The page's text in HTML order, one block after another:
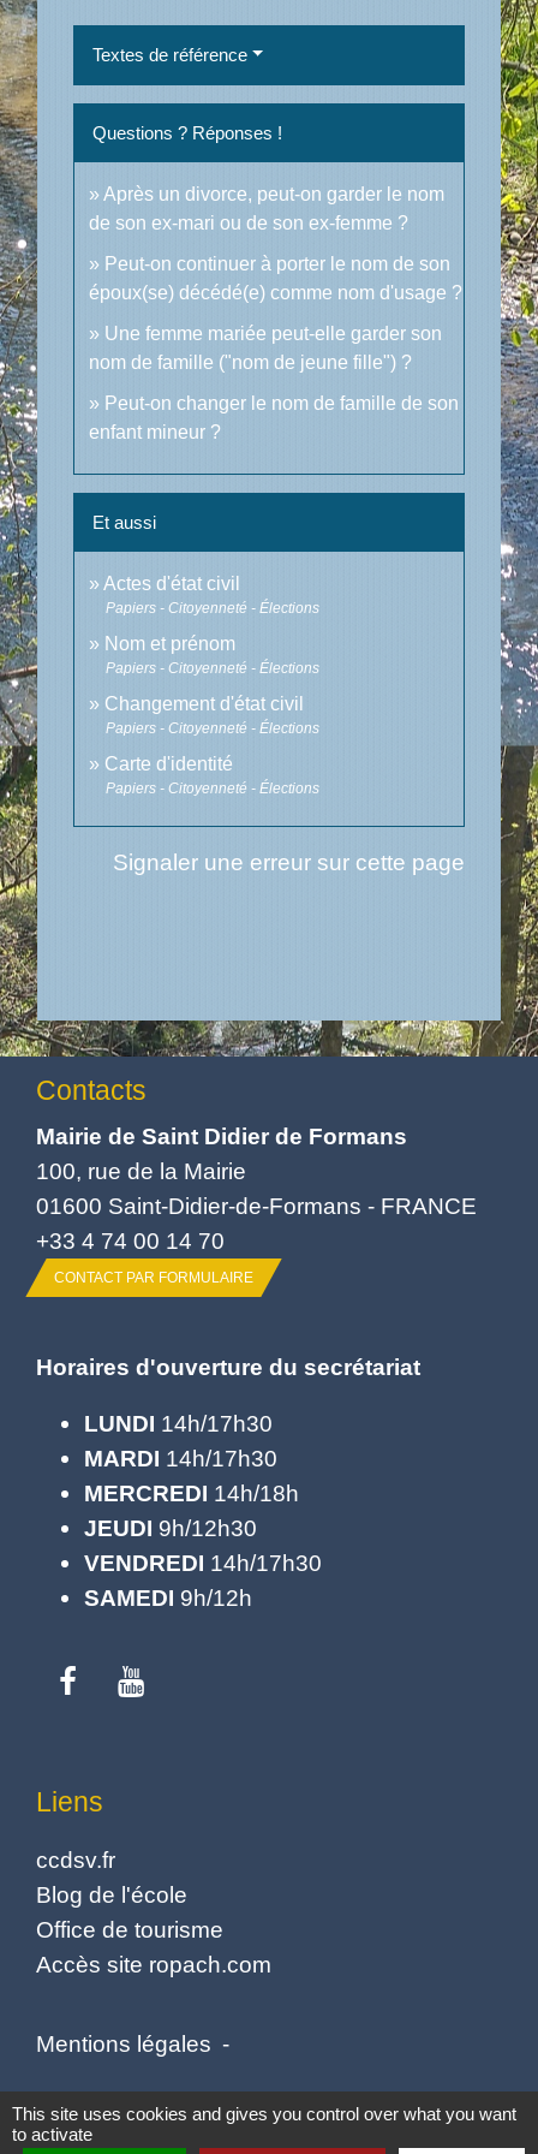
Textes de référence
Questions ? Réponses !
Après un divorce, peut-on garder le nom
de son ex-mari ou de son ex-femme ?
Peut-on continuer à porter le nom de son
époux(se) décédé(e) comme nom d'usage ?
Une femme mariée peut-elle garder son
nom de famille ("nom de jeune fille") ?
Peut-on changer le nom de famille de son
enfant mineur ?
Et aussi
Actes d'état civil
Papiers - Citoyenneté - Élections
Nom et prénom
Papiers - Citoyenneté - Élections
Changement d'état civil
Papiers - Citoyenneté - Élections
Carte d'identité
Papiers - Citoyenneté - Élections
Signaler une erreur sur cette page
Contacts
Mairie de Saint Didier de Formans
100, rue de la Mairie
01600 Saint-Didier-de-Formans - FRANCE
+33 4 74 00 14 70
CONTACT PAR FORMULAIRE
Horaires d'ouverture du secrétariat
LUNDI 14h/17h30
MARDI 14h/17h30
MERCREDI 14h/18h
JEUDI 9h/12h30
VENDREDI 14h/17h30
SAMEDI 9h/12h
Liens
ccdsv.fr
Blog de l'école
Office de tourisme
Accès site ropach.com
Mentions légales -
Politique de confidentialité - Accessibilité -
This site uses cookies and gives you control over what you want
to activate